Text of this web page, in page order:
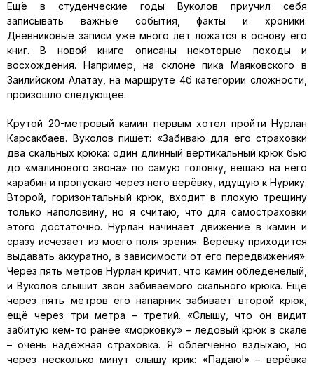
Ещё в студенческие годы Вуколов приучил себя
записывать важные события, факты и хроники.
Дневниковые записи уже много лет ложатся в основу его
книг. В новой книге описаны некоторые походы и
восхождения. Например, на склоне пика Маяковского в
Заилийском Алатау, на маршруте 4б категории сложности,
произошло следующее.
Крутой 20-метровый камин первым хотел пройти Нурлан
Карсакбаев. Вуколов пишет: «Забиваю для его страховки
два скальных крюка: один длинный вертикальный крюк бью
до «малинового звона» по самую головку, вешаю на него
карабин и пропускаю через него верёвку, идущую к Нурику.
Второй, горизонтальный крюк, входит в плохую трещину
только наполовину, но я считаю, что для самостраховки
этого достаточно. Нурлан начинает движение в камин и
сразу исчезает из моего поля зрения. Верёвку приходится
выдавать аккуратно, в зависимости от его передвижения».
Через пять метров Нурлан кричит, что камин обледенелый,
и Вуколов слышит звон забиваемого скального крюка. Ещё
через пять метров его напарник забивает второй крюк,
ещё через три метра – третий. «Слышу, что он видит
забитую кем-то ранее «морковку» – ледовый крюк в скале
– очень надёжная страховка. Я облегченно вздыхаю, но
через несколько минут слышу крик: «Падаю!» – верёвка